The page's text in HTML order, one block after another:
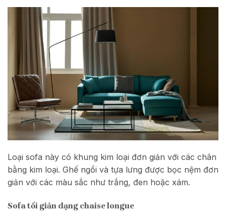
Loại sofa này có khung kim loại đơn giản với các chân
bằng kim loại. Ghế ngồi và tựa lưng được bọc nệm đơn
giản với các màu sắc như trắng, đen hoặc xám.
Sofa tối giản dạng chaise longue